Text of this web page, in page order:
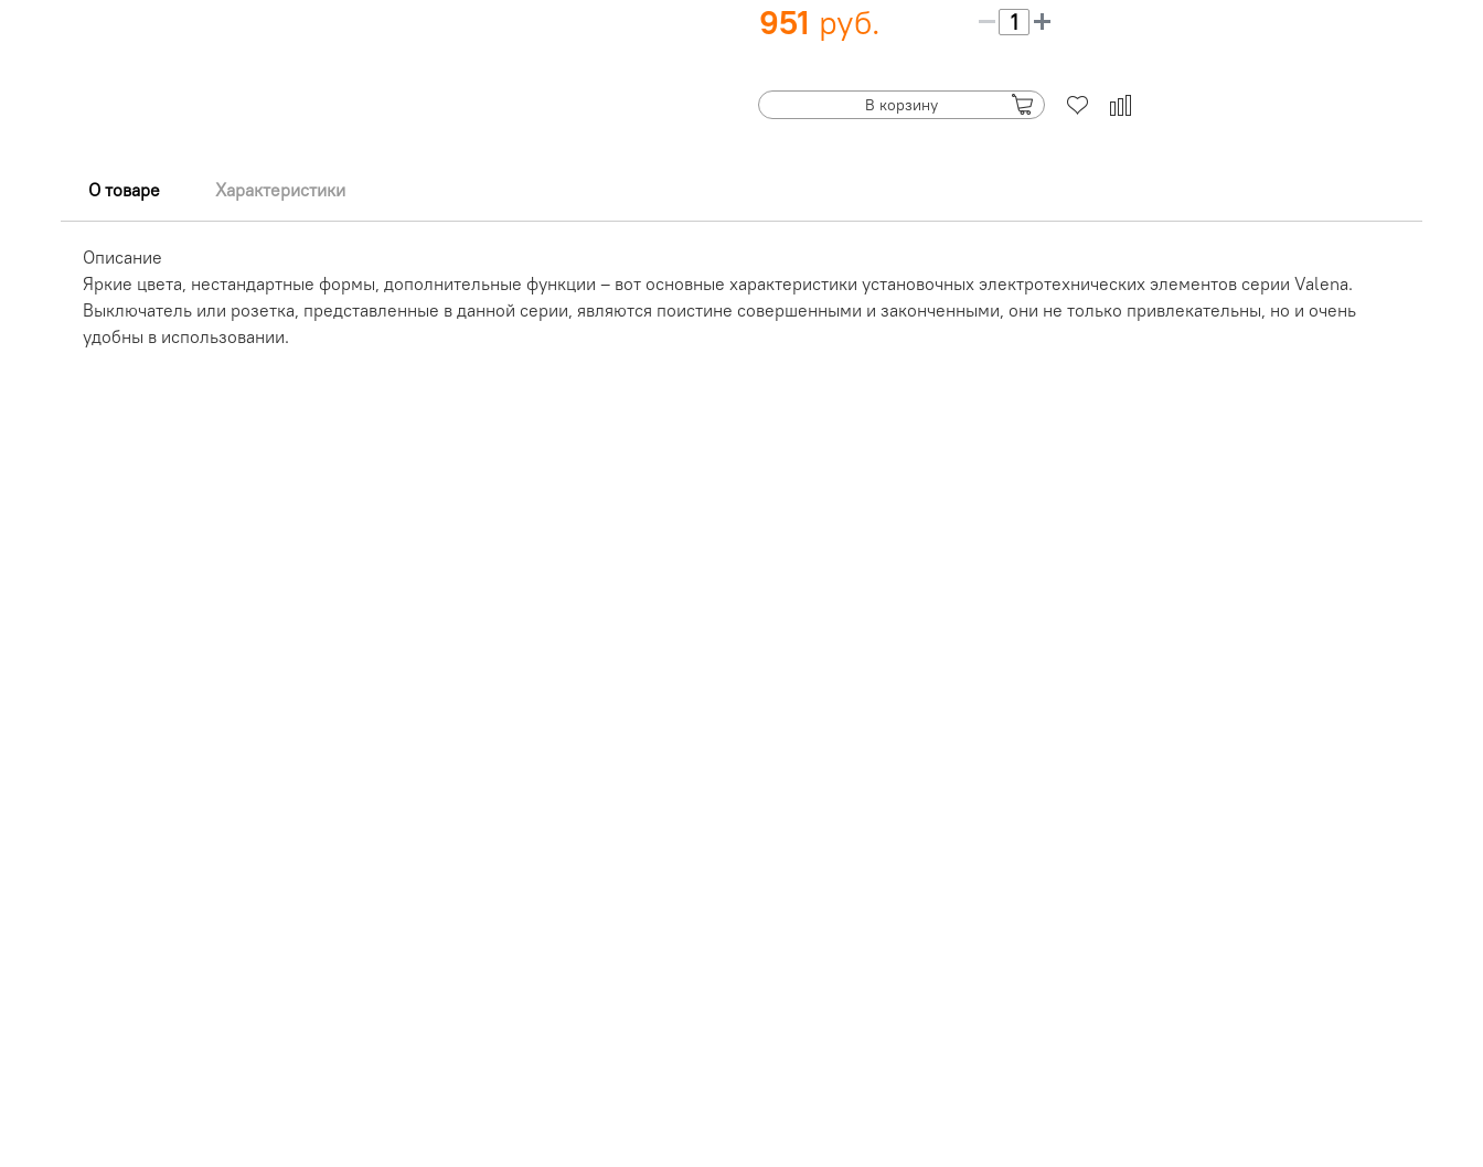
951
В корзину
О товаре Характеристики
Описание
Яркие цвета, нестандартные формы, дополнительные функции – вот основные характеристики установочных электротехнических элементов серии Valena.
Выключатель или розетка, представленные в данной серии, являются поистине совершенными и законченными, они не только привлекательны, но и очень
удобны в использовании.